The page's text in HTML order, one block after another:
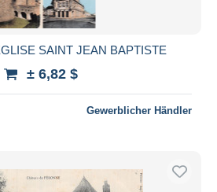
SAINT JEAN BAPTISTE
± 6,82 $
Gewerblicher Händler